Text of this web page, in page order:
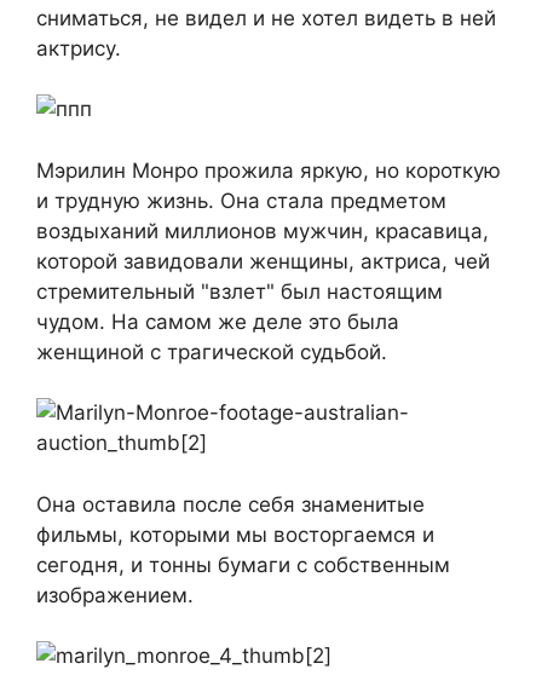
сниматься, не видел и не хотел видеть в ней
актрису.
Мэрилин Монро прожила яркую, но короткую
и трудную жизнь. Она стала предметом
воздыханий миллионов мужчин, красавица,
которой завидовали женщины, актриса, чей
стремительный "взлет" был настоящим
чудом. На самом же деле это была
женщиной с трагической судьбой.
Она оставила после себя знаменитые
фильмы, которыми мы восторгаемся и
сегодня, и тонны бумаги с собственным
изображением.